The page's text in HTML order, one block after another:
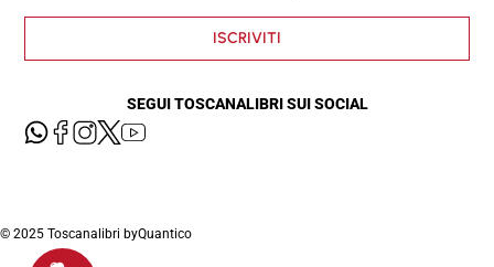
ISCRIVITI
SEGUI TOSCANALIBRI SUI SOCIAL
© 2025 Toscanalibri byQuantico